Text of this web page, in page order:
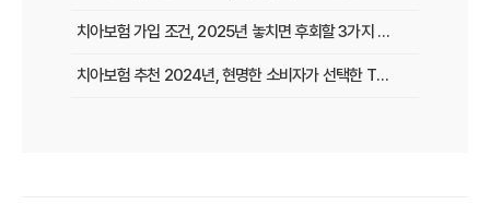
치아보험 가입 조건, 2025년 놓치면 후회할 3가지 핵심 변화!
치아보험 추천 2024년, 현명한 소비자가 선택한 TOP3 비교분석! 지금 가입하면 평생 혜택!